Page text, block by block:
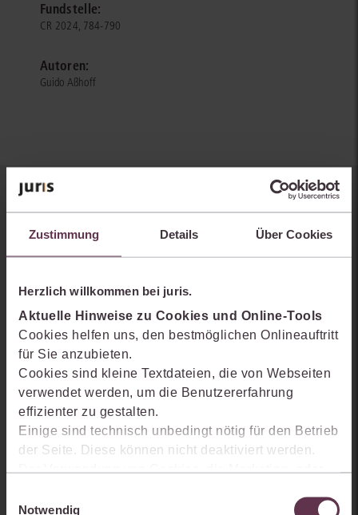
Zustimmung Details Über Cookies
Herzlich willkommen bei juris.
Aktuelle Hinweise zu Cookies und Online-Tools
Cookies helfen uns, den bestmöglichen Onlineauftritt
für Sie anzubieten.
Cookies sind kleine Textdateien, die von Webseiten
verwendet werden, um die Benutzererfahrung
effizienter zu gestalten.
Einige sind technisch unbedingt nötig für den Betrieb
der Seite. Diese können nicht deaktiviert werden.
Der Verwendung von Cookies, die Marketing- oder
Produkte zu optimieren, können Sie zustimmen,
Notwendig
Fundstelle:
CR 2024, 784-790
Autoren:
Guido Aßhoff
Sie kennen juris noch nicht?
Erhalten Sie einen Einblick, wie juris das Rechts- und
Praxiswissensmanagement der Zukunft gestaltet, welche
Arbeitsprozesse einfacher und effizienter werden.